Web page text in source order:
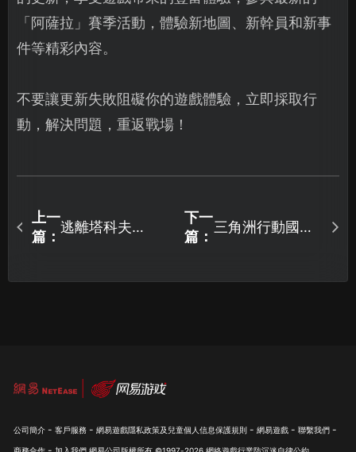
「阿薩拉」賽季活動，體驗新地圖、新幹員和新事
件等精彩內容。
不要讓更新失敗阻礙你的遊戲體驗，立即採取行
動，解決問題，重返戰場！
上一
篇：
逃離塔科夫
頓與延遲問題！
下一
篇：
三角洲行動國服
公司簡介 - 客戶服務 - 網易遊戲隱私政策及兒童個人信息保護規則 - 網易遊戲 - 聯繫我們 -